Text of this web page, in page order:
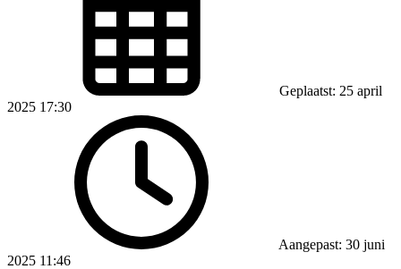
Geplaatst: 25 april
2025 17:30
Aangepast: 30 juni
2025 11:46